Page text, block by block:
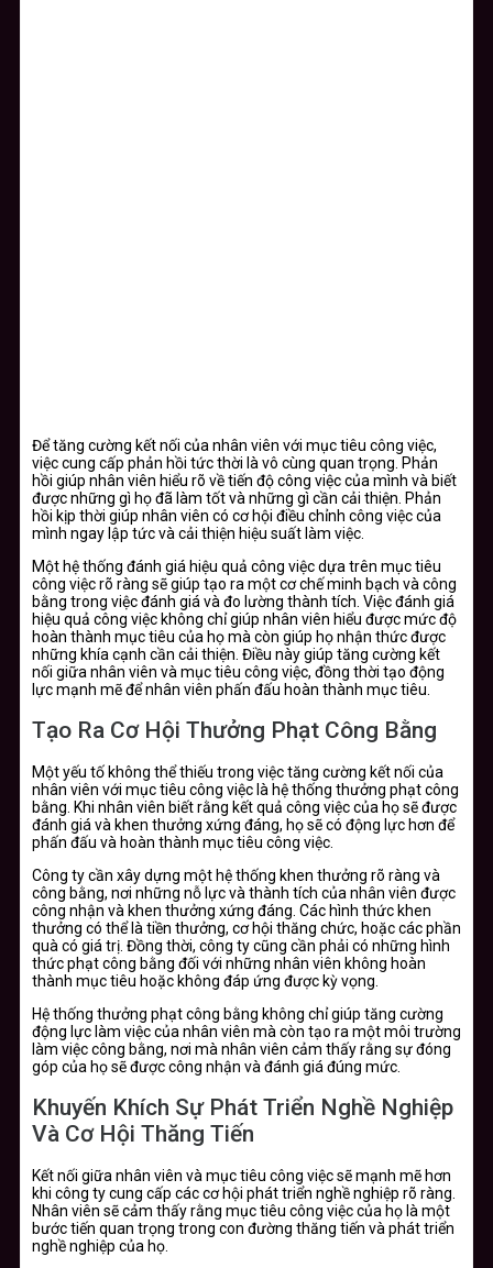
Để tăng cường kết nối của nhân viên với mục tiêu công việc,
việc cung cấp phản hồi tức thời là vô cùng quan trọng. Phản
hồi giúp nhân viên hiểu rõ về tiến độ công việc của mình và biết
được những gì họ đã làm tốt và những gì cần cải thiện. Phản
hồi kịp thời giúp nhân viên có cơ hội điều chỉnh công việc của
mình ngay lập tức và cải thiện hiệu suất làm việc.
Một hệ thống đánh giá hiệu quả công việc dựa trên mục tiêu
công việc rõ ràng sẽ giúp tạo ra một cơ chế minh bạch và công
bằng trong việc đánh giá và đo lường thành tích. Việc đánh giá
hiệu quả công việc không chỉ giúp nhân viên hiểu được mức độ
hoàn thành mục tiêu của họ mà còn giúp họ nhận thức được
những khía cạnh cần cải thiện. Điều này giúp tăng cường kết
nối giữa nhân viên và mục tiêu công việc, đồng thời tạo động
lực mạnh mẽ để nhân viên phấn đấu hoàn thành mục tiêu.
Tạo Ra Cơ Hội Thưởng Phạt Công Bằng
Một yếu tố không thể thiếu trong việc tăng cường kết nối của
nhân viên với mục tiêu công việc là hệ thống thưởng phạt công
bằng. Khi nhân viên biết rằng kết quả công việc của họ sẽ được
đánh giá và khen thưởng xứng đáng, họ sẽ có động lực hơn để
phấn đấu và hoàn thành mục tiêu công việc.
Công ty cần xây dựng một hệ thống khen thưởng rõ ràng và
công bằng, nơi những nỗ lực và thành tích của nhân viên được
công nhận và khen thưởng xứng đáng. Các hình thức khen
thưởng có thể là tiền thưởng, cơ hội thăng chức, hoặc các phần
quà có giá trị. Đồng thời, công ty cũng cần phải có những hình
thức phạt công bằng đối với những nhân viên không hoàn
thành mục tiêu hoặc không đáp ứng được kỳ vọng.
Hệ thống thưởng phạt công bằng không chỉ giúp tăng cường
động lực làm việc của nhân viên mà còn tạo ra một môi trường
làm việc công bằng, nơi mà nhân viên cảm thấy rằng sự đóng
góp của họ sẽ được công nhận và đánh giá đúng mức.
Khuyến Khích Sự Phát Triển Nghề Nghiệp
Và Cơ Hội Thăng Tiến
Kết nối giữa nhân viên và mục tiêu công việc sẽ mạnh mẽ hơn
khi công ty cung cấp các cơ hội phát triển nghề nghiệp rõ ràng.
Nhân viên sẽ cảm thấy rằng mục tiêu công việc của họ là một
bước tiến quan trọng trong con đường thăng tiến và phát triển
nghề nghiệp của họ.